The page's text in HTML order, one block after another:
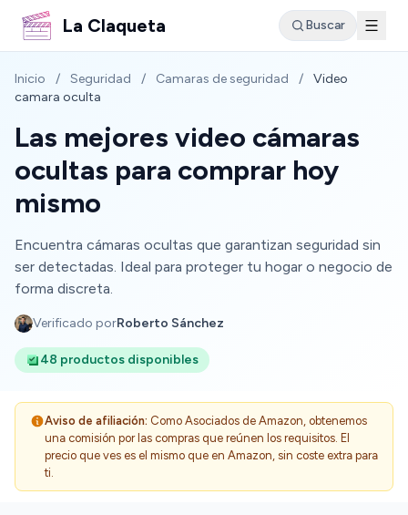
La Claqueta Buscar
Inicio / Seguridad / Camaras de seguridad /
Video
camara oculta
Las mejores video cámaras
ocultas para comprar hoy
mismo
Encuentra cámaras ocultas que garantizan seguridad sin
ser detectadas. Ideal para proteger tu hogar o negocio de
forma discreta.
Verificado porRoberto Sánchez
48 productos disponibles
Aviso de afiliación: Como Asociados de Amazon, obtenemos
una comisión por las compras que reúnen los requisitos. El
precio que ves es el mismo que en Amazon, sin coste extra para
ti.